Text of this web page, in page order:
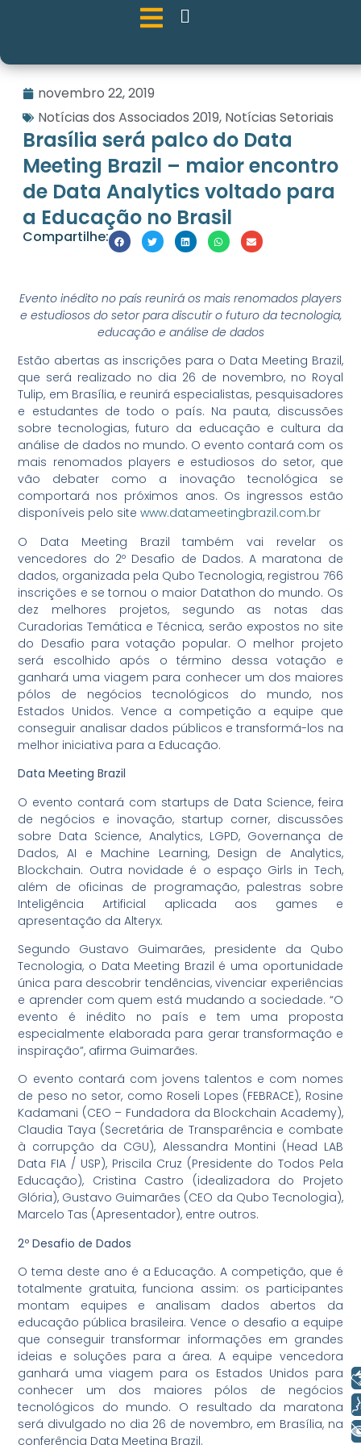
novembro 22, 2019
Notícias dos Associados 2019, Notícias Setoriais
Brasília será palco do Data
Meeting Brazil – maior encontro
de Data Analytics voltado para
a Educação no Brasil
Compartilhe:
Evento inédito no país reunirá os mais renomados players
e estudiosos do setor para discutir o futuro da tecnologia,
educação e análise de dados
Estão abertas as inscrições para o Data Meeting Brazil,
que será realizado no dia 26 de novembro, no Royal
Tulip, em Brasília, e reunirá especialistas, pesquisadores
e estudantes de todo o país. Na pauta, discussões
sobre tecnologias, futuro da educação e cultura da
análise de dados no mundo. O evento contará com os
mais renomados players e estudiosos do setor, que
vão debater como a inovação tecnológica se
comportará nos próximos anos. Os ingressos estão
disponíveis pelo sitewww.datameetingbrazil.com.br
O Data Meeting Brazil também vai revelar os
vencedores do 2º Desafio de Dados. A maratona de
dados, organizada pela Qubo Tecnologia, registrou 766
inscrições e se tornou o maior Datathon do mundo. Os
dez melhores projetos, segundo as notas das
Curadorias Temática e Técnica, serão expostos no site
do Desafio para votação popular. O melhor projeto
será escolhido após o término dessa votação e
ganhará uma viagem para conhecer um dos maiores
pólos de negócios tecnológicos do mundo, nos
Estados Unidos. Vence a competição a equipe que
conseguir analisar dados públicos e transformá-los na
melhor iniciativa para a Educação.
Data Meeting Brazil
O evento contará com startups de Data Science, feira
de negócios e inovação, startup corner, discussões
sobre Data Science, Analytics, LGPD, Governança de
Dados, AI e Machine Learning, Design de Analytics,
Blockchain. Outra novidade é o espaço Girls in Tech,
além de oficinas de programação, palestras sobre
Inteligência Artificial aplicada aos games e
apresentação da Alteryx.
Segundo Gustavo Guimarães, presidente da Qubo
Tecnologia, o Data Meeting Brazil é uma oportunidade
única para descobrir tendências, vivenciar experiências
e aprender com quem está mudando a sociedade. “O
evento é inédito no país e tem uma proposta
especialmente elaborada para gerar transformação e
inspiração”, afirma Guimarães.
O evento contará com jovens talentos e com nomes
de peso no setor, como Roseli Lopes (FEBRACE), Rosine
Kadamani (CEO – Fundadora da Blockchain Academy),
Claudia Taya (Secretária de Transparência e combate
à corrupção da CGU), Alessandra Montini (Head LAB
Data FIA / USP), Priscila Cruz (Presidente do Todos Pela
Educação), Cristina Castro (idealizadora do Projeto
Glória), Gustavo Guimarães (CEO da Qubo Tecnologia),
Marcelo Tas (Apresentador), entre outros.
2º Desafio de Dados
O tema deste ano é a Educação. A competição, que é
totalmente gratuita, funciona assim: os participantes
montam equipes e analisam dados abertos da
educação pública brasileira. Vence o desafio a equipe
que conseguir transformar informações em grandes
ideias e soluções para a área. A equipe vencedora
ganhará uma viagem para os Estados Unidos para
conhecer um dos maiores pólos de negócios
tecnológicos do mundo. O resultado da maratona
será divulgado no dia ‪26 de novembro, em Brasília, na
conferência Data Meeting Brazil.
Libras
Voz
+ Acessibilidade